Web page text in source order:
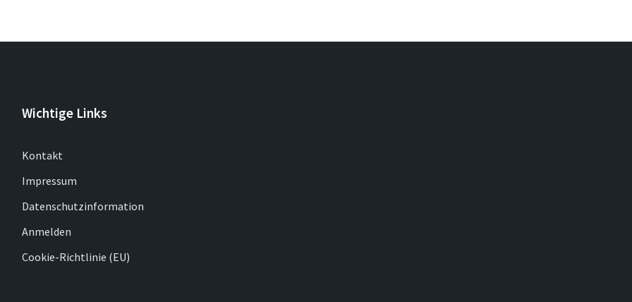
Wichtige Links
Kontakt
Impressum
Datenschutzinformation
Anmelden
Cookie-Richtlinie (EU)